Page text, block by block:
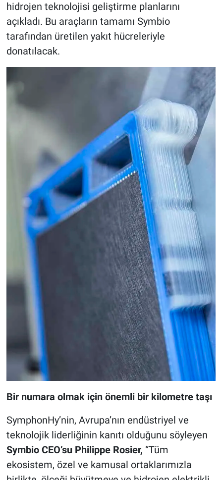
hidrojen teknolojisi geliştirme planlarını
açıkladı. Bu araçların tamamı Symbio
tarafından üretilen yakıt hücreleriyle
donatılacak.
Bir numara olmak için önemli bir kilometre taşı
SymphonHy’nin, Avrupa’nın endüstriyel ve
teknolojik liderliğinin kanıtı olduğunu söyleyen
Symbio CEO’su Philippe Rosier, “Tüm
ekosistem, özel ve kamusal ortaklarımızla